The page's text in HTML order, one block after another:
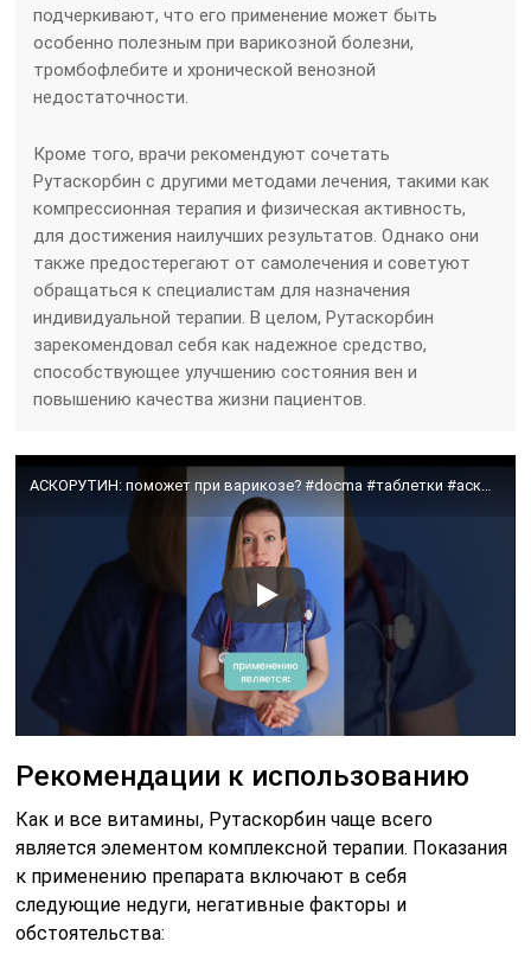
подчеркивают, что его применение может быть
особенно полезным при варикозной болезни,
тромбофлебите и хронической венозной
недостаточности.
Кроме того, врачи рекомендуют сочетать
Рутаскорбин с другими методами лечения, такими как
компрессионная терапия и физическая активность,
для достижения наилучших результатов. Однако они
также предостерегают от самолечения и советуют
обращаться к специалистам для назначения
индивидуальной терапии. В целом, Рутаскорбин
зарекомендовал себя как надежное средство,
способствующее улучшению состояния вен и
повышению качества жизни пациентов.
Рекомендации к использованию
Как и все витамины, Рутаскорбин чаще всего
является элементом комплексной терапии. Показания
к применению препарата включают в себя
следующие недуги, негативные факторы и
обстоятельства: